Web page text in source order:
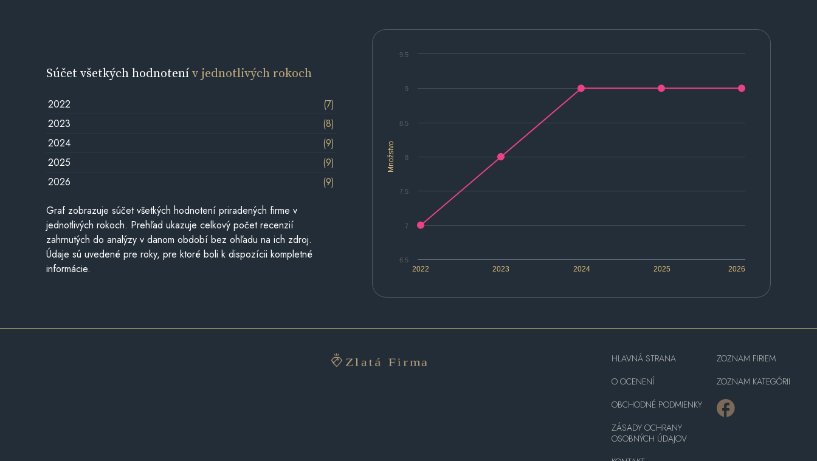
Množstvo
2022 2023 2024 2025 2026
6.5
7
7.5
8
8.5
9
9.5
Súčet všetkých hodnotenív jednotlivých rokoch
2022
(7)
2023
(8)
2024
(9)
2025
(9)
2026
(9)
Graf zobrazuje súčet všetkých hodnotení priradených firme v
jednotlivých rokoch. Prehľad ukazuje celkový počet recenzií
zahrnutých do analýzy v danom období bez ohľadu na ich zdroj.
Údaje sú uvedené pre roky, pre ktoré boli k dispozícii kompletné
informácie.
HLAVNÁ STRANA
O OCENENÍ
OBCHODNÉ PODMIENKY
ZÁSADY OCHRANY
OSOBNÝCH ÚDAJOV
ZOZNAM FIRIEM
ZOZNAM KATEGÓRII